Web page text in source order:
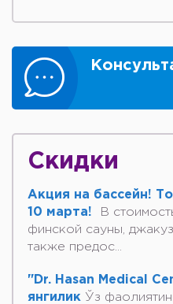
Скидки
Акция на бассейн!
10 марта!
В
финской сауны,
также предос...
"Dr. Hasan Medical
янгилик Ўз